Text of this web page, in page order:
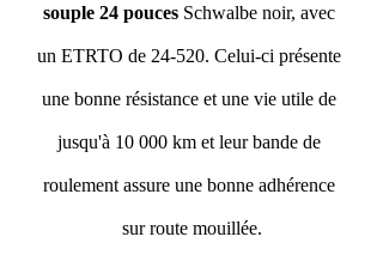
souple 24 pouces Schwalbe noir, avec
un ETRTO de 24-520. Celui-ci présente
une bonne résistance et une vie utile de
jusqu'à 10 000 km et leur bande de
roulement assure une bonne adhérence
sur route mouillée.